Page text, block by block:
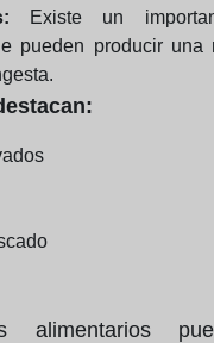
Existe un
pueden producir una
alimentarios